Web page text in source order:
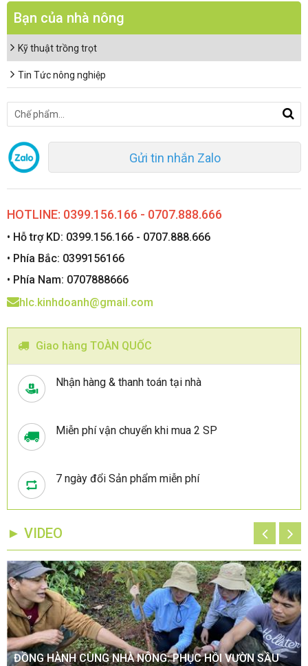
Bạn của nhà nông
Kỹ thuật trồng trọt
Tin Tức nông nghiệp
Gửi tin nhắn Zalo
HOTLINE: 0399.156.166 - 0707.888.666
• Hỗ trợ KD: 0399.156.166 - 0707.888.666
• Phía Bắc: 0399156166
• Phía Nam: 0707888666
hlc.kinhdoanh@gmail.com
Giao hàng TOÀN QUỐC
Nhận hàng & thanh toán tại nhà
Miễn phí vận chuyển khi mua 2 SP
7 ngày đổi Sản phẩm miễn phí
► VIDEO
ĐỒNG HÀNH CÙNG NHÀ NÔNG: PHỤC HỒI VƯỜN SẦU